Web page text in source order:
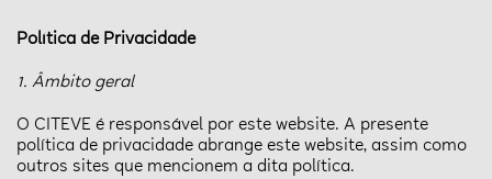
Política de Privacidade
1. Âmbito geral
O CITEVE é responsável por este website. A presente
política de privacidade abrange este website, assim como
outros sites que mencionem a dita política.